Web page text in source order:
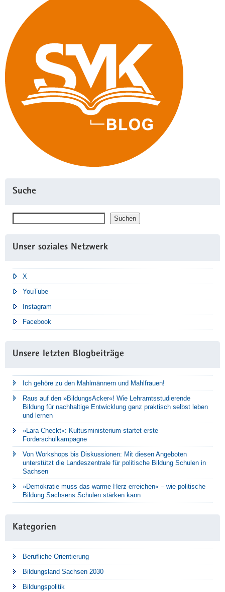
Suche
Suchen
Unser soziales Netzwerk
X
YouTube
Instagram
Facebook
Unsere letzten Blogbeiträge
Ich gehöre zu den Mahlmännern und Mahlfrauen!
Raus auf den »BildungsAcker«! Wie Lehramtsstudierende
Bildung für nachhaltige Entwicklung ganz praktisch selbst leben
und lernen
»Lara Checkt«: Kultusministerium startet erste
Förderschulkampagne
Von Workshops bis Diskussionen: Mit diesen Angeboten
unterstützt die Landeszentrale für politische Bildung Schulen in
Sachsen
»Demokratie muss das warme Herz erreichen« – wie politische
Bildung Sachsens Schulen stärken kann
Kategorien
Berufliche Orientierung
Bildungsland Sachsen 2030
Bildungspolitik